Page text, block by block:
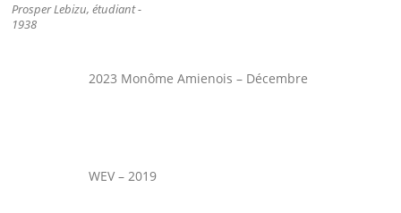
Prosper Lebizu, étudiant -
1938
2023 Monôme Amienois – Décembre
WEV – 2019